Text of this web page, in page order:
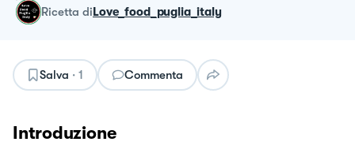
ricetta diLove_food_puglia_italy
Salva · 1 Commenta
Introduzione